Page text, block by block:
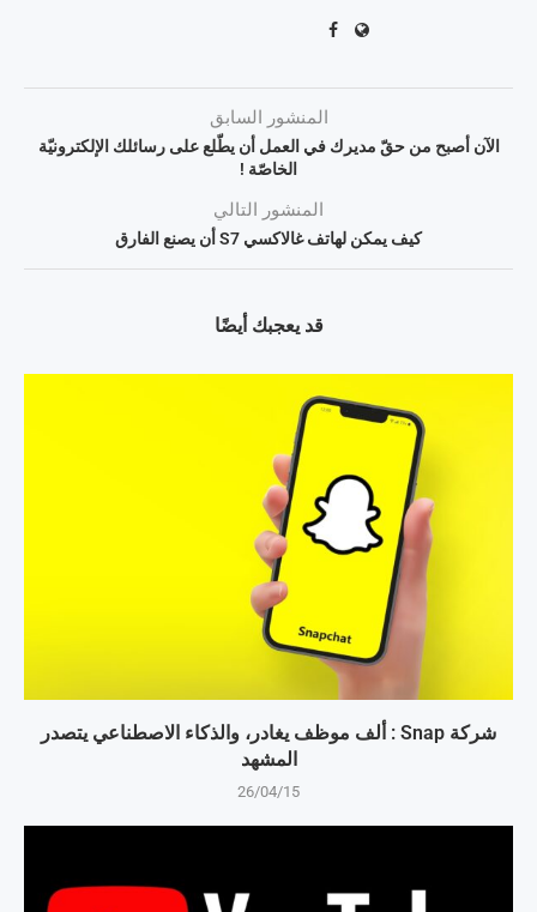
المنشور السابق
الآن أصبح من حقّ مديرك في العمل أن يطّلع على رسائلك الإلكترونيّة
الخاصّة !
المنشور التالي
كيف يمكن لهاتف غالاكسي S7 أن يصنع الفارق
قد يعجبك أيضًا
شركة Snap : ألف موظف يغادر، والذكاء الاصطناعي يتصدر
المشهد
26/04/15